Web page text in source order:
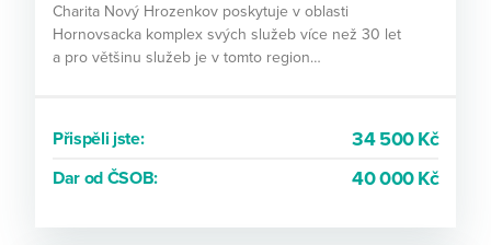
Charita Nový Hrozenkov poskytuje v oblasti
Hornovsacka komplex svých služeb více než 30 let
a pro většinu služeb je v tomto region…
Přispěli jste: 34 500 Kč
Dar od ČSOB: 40 000 Kč